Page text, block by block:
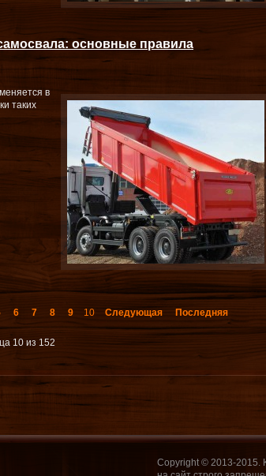
основные правила
в
таких
6 7 8 9 10 Следующая Последняя
10 из 152
Copyright © 2013-2015.